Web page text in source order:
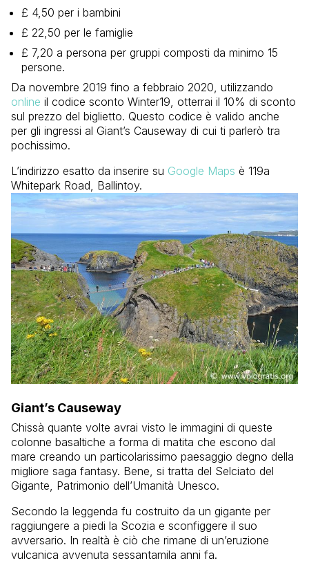
£ 4,50 per i bambini
£ 22,50 per le famiglie
£ 7,20 a persona per gruppi composti da minimo 15
persone.
Da novembre 2019 fino a febbraio 2020, utilizzando
online il codice sconto Winter19, otterrai il 10% di sconto
sul prezzo del biglietto. Questo codice è valido anche
per gli ingressi al Giant’s Causeway di cui ti parlerò tra
pochissimo.
L’indirizzo esatto da inserire su Google Maps è 119a
Whitepark Road, Ballintoy.
Giant’s Causeway
Chissà quante volte avrai visto le immagini di queste
colonne basaltiche a forma di matita che escono dal
mare creando un particolarissimo paesaggio degno della
migliore saga fantasy. Bene, si tratta del Selciato del
Gigante, Patrimonio dell’Umanità Unesco.
Secondo la leggenda fu costruito da un gigante per
raggiungere a piedi la Scozia e sconfiggere il suo
avversario. In realtà è ciò che rimane di un’eruzione
vulcanica avvenuta sessantamila anni fa.